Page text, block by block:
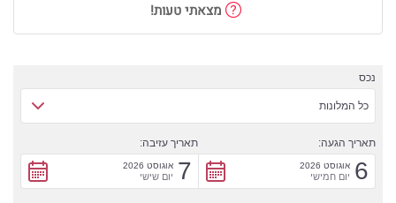
מצאתי טעות!
נכס
כל המלונות
תאריך הגעה:
6 אוגוסט 2026
יום חמישי
תאריך עזיבה:
7 אוגוסט 2026
יום שישי